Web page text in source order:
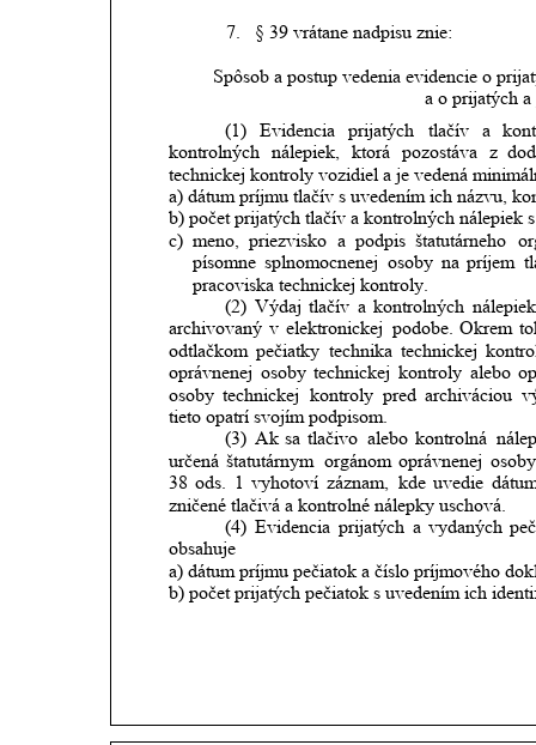
7. § 39 vrátane nadpisu znie:
Spôsob a postup vedenia evidencie o
a o prijatých
(1)
Evidencia prijatých tlačív a
kontrolných
nálepiek, ktorá pozostáva z
technickej kontroly vozidiel a je vedená
a) dátum príjmu tlačív s uvedením ich názvu,
b) počet prijatých tlačív a kontrolných nálepiek
c) meno, priezvisko a podpis štatutárneho
písomne splnomocnenej osoby na príjem
pracoviska technickej kontroly.
(2) Výdaj tlačív a kontrolných nálepiek
archivovaný v elektronickej podobe. Okrem
odtlačkom pečiatky technika technickej
oprávnenej osoby technickej kontroly alebo
osoby technickej kontroly pred archiváciou
tieto opatrí svojím podpisom.
(3) Ak sa tlačivo alebo kontrolná
určená štatutárnym orgánom oprávnenej osoby
38 ods. 1 vyhotoví záznam, kde uvedie
zničené tlačivá a kontrolné nálepky uschová.
(4) Evidencia prijatých a vydaných
obsahuje
a) dátum príjmu pečiatok a číslo príjmového
b) počet prijatých pečiatok s uvedením ich